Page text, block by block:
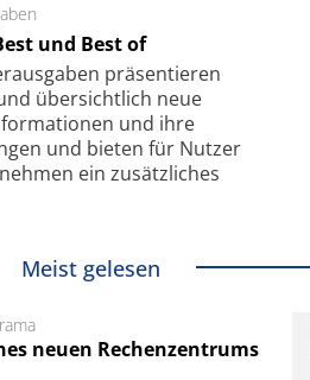
und Best of
präsentieren
übersichtlich neue
und ihre
und bieten für Nutzer
ein zusätzliches
auf
kleinstem Raum
Meist gelesen
neuen Rechenzentrums